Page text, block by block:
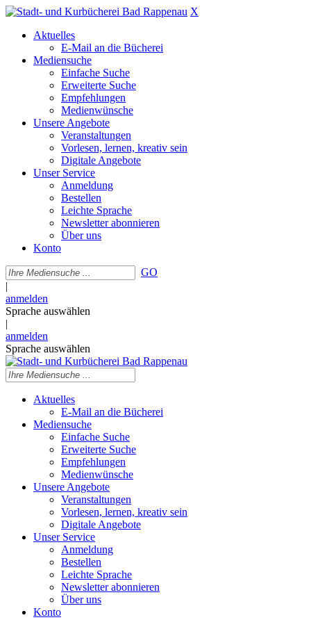
X
Aktuelles
E-Mail an die Bücherei
Mediensuche
Einfache Suche
Erweiterte Suche
Empfehlungen
Medienwünsche
Unsere Angebote
Veranstaltungen
Vorlesen, lernen, kreativ sein
Digitale Angebote
Unser Service
Anmeldung
Bestellen
Leichte Sprache
Newsletter abonnieren
Über uns
Konto
GO
|
anmelden
Sprache auswählen
|
anmelden
Sprache auswählen
Aktuelles
E-Mail an die Bücherei
Mediensuche
Einfache Suche
Erweiterte Suche
Empfehlungen
Medienwünsche
Unsere Angebote
Veranstaltungen
Vorlesen, lernen, kreativ sein
Digitale Angebote
Unser Service
Anmeldung
Bestellen
Leichte Sprache
Newsletter abonnieren
Über uns
Konto